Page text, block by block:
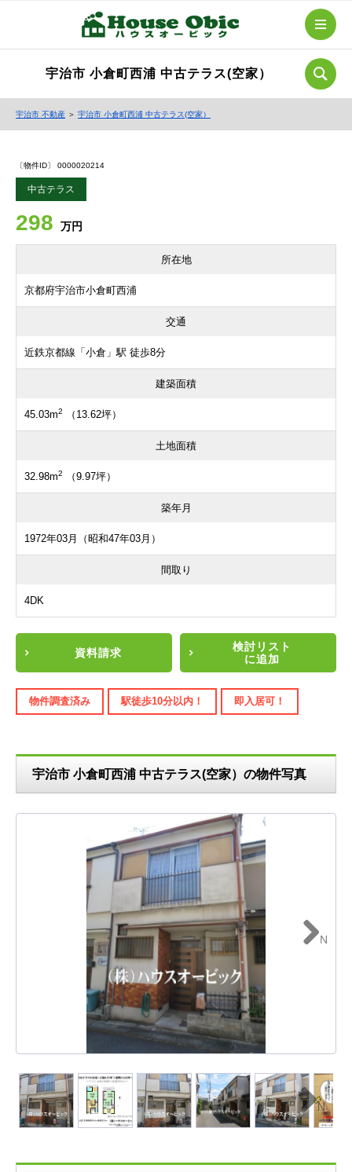
宇治市 小倉町西浦 中古テラス(空家）
宇治市 不動産 ＞ 宇治市 小倉町西浦 中古テラス(空家）
〔物件ID〕 0000020214
中古テラス
298 万円
所在地
京都府宇治市小倉町西浦
交通
近鉄京都線「小倉」駅 徒歩8分
建築面積
45.03m2 （13.62坪）
土地面積
32.98m2 （9.97坪）
築年月
1972年03月（昭和47年03月）
間取り
4DK
資料請求
検討リスト
に追加
物件調査済み 駅徒歩10分以内！ 即入居可！
宇治市 小倉町西浦 中古テラス(空家）の物件写真
N
N
ext